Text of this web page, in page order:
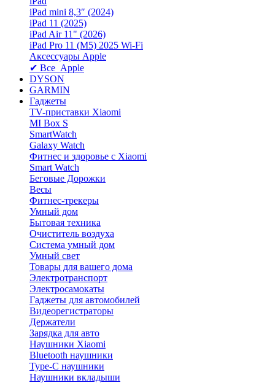
iPad mini 8,3″ (2024)
iPad 11 (2025)
iPad Air 11" (2026)
iPad Pro 11 (M5) 2025 Wi-Fi
Аксессуары Apple
✔ Все Apple
DYSON
GARMIN
Гаджеты
TV-приставки Xiaomi
MI Box S
SmartWatch
Galaxy Watch
Фитнес и здоровье с Xiaomi
Smart Watch
Беговые Дорожки
Весы
Фитнес-трекеры
Умный дом
Бытовая техника
Очиститель воздуха
Система умный дом
Умный свет
Товары для вашего дома
Электротранспорт
Электросамокаты
Гаджеты для автомобилей
Видеорегистраторы
Держатели
Зарядка для авто
Наушники Xiaomi
Bluetooth наушники
Type-C наушники
Наушники вкладыши